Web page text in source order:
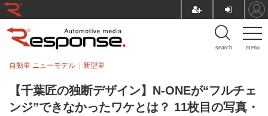
menu
search
【千葉匠の独断デザイン】N-ONEが“フルチェ
ンジ”できなかったワケとは？ 11枚目の写真・
自動車 ニューモデル 新型車